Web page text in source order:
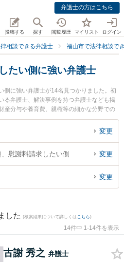
弁護士の方はこちら
投稿する 探す 閲覧履歴 マイリスト ログイン
相談できる弁護士 福山市で法律相談で
たい側に強い弁護士
側に強い弁護士が14名見つかりました。初
る弁護士、解決事例を持つ弁護士なども掲
産分与や養育費、親権等の細かな分野での
ベリーベスト法律事務所 福山オフィスの古
務所 福山オフィスの中村 明彦弁護士、弁
弁護士に相談したい』『慰謝料請求したい
の弁護士を検索したい』『初回相談無料で
る福山市内の弁護士に相談予約したい』な
変更
慰謝料請求したい側 変更
変更
した (検索結果について詳しくは こちら)
14件中 1-14件を表示
古謝 秀之 弁護士